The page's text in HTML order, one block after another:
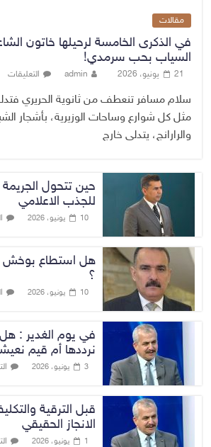
مقالات
في الذكرى الخامسة لرحيلها خاتون
السياب بحب سرمدي!
21 يونيو، 2026 admin التعليقات
سلام مسافر تنعطف من ثانوية الحريري
مثل كل شوارع وساحات الوزيرية، بأشجار
والرارانج، يتدلى خارج
حين تتحول الجريمة
للجذب الاعلامي
10 يونيو، 2026
هل استطاع بوخش
؟
10 يونيو، 2026
في يوم الغدير : هل
نرددها أم قيم
3 يونيو، 2026
قبل الترقية
الانجاز الحقيقي
1 يونيو، 2026